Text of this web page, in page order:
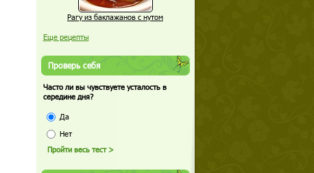
Рагу из баклажанов с нутом
Еще рецепты
Проверь себя
Часто ли вы чувствуете усталость в
середине дня?
Да
Нет